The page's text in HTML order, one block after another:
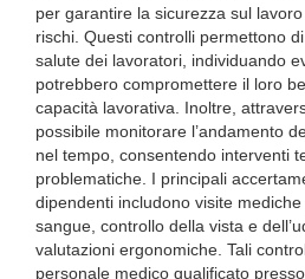
per garantire la sicurezza sul
rischi. Questi controlli permettono
salute dei lavoratori, individuando
potrebbero compromettere il loro
capacità lavorativa. Inoltre,
possibile monitorare l’andamento
nel tempo, consentendo interventi
problematiche. I principali
dipendenti includono visite
sangue, controllo della vista e
valutazioni ergonomiche. Tali
personale medico qualificato